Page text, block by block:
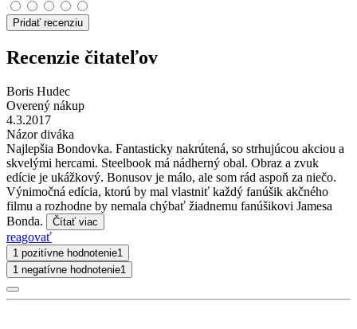
Pridať recenziu
Recenzie čitateľov
Boris Hudec
Overený nákup
4.3.2017
Názor diváka
Najlepšia Bondovka. Fantasticky nakrútená, so strhujúcou akciou a
skvelými hercami. Steelbook má nádherný obal. Obraz a zvuk
edície je ukážkový. Bonusov je málo, ale som rád aspoň za niečo.
Výnimočná edícia, ktorú by mal vlastniť každý fanúšik akčného
filmu a rozhodne by nemala chýbať žiadnemu fanúšikovi Jamesa
Bonda.
Čítať viac
reagovať
1 pozitívne hodnotenie1
1 negatívne hodnotenie1